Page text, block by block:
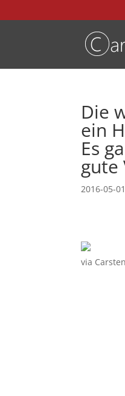
Die
ein
Es
gute
2016-05-01
via